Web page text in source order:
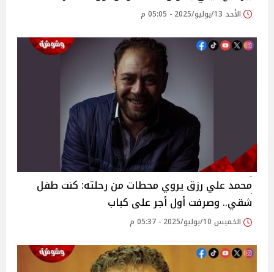
الأحد 13/يوليو/2025 - 05:05 م
محمد علي رزق يروي محطات من رحلته: كنت طفل
شقي.. وصرفت أول أجر على كباب‎
الخميس 10/يوليو/2025 - 05:37 م